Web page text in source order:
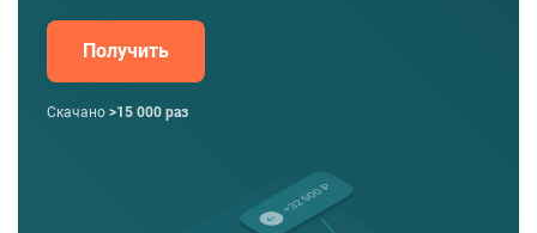
Получить
Скачано >15 000 раз